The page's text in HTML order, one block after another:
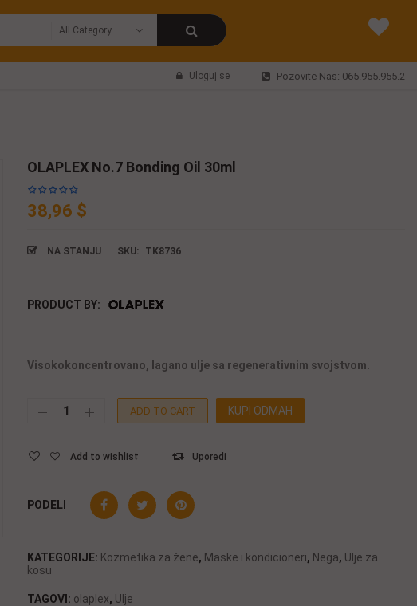
Pozovite Nas: 065.955.955.2
Uloguj se
OLAPLEX No.7 Bonding Oil 30ml
38,96 $
NA STANJU SKU: TK8736
PRODUCT BY:
Visokokoncentrovano, lagano ulje sa regenerativnim svojstvom.
ADD TO CART KUPI ODMAH
Add to wishlist Uporedi
PODELI
KATEGORIJE: Kozmetika za žene, Maske i kondicioneri, Nega, Ulje za
kosu
TAGOVI: olaplex, Ulje